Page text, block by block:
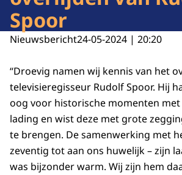
Spoor
Nieuwsbericht24-05-2024 | 20:20
“Droevig namen wij kennis van het
televisieregisseur Rudolf Spoor. Hij
oog voor historische momenten
lading en wist deze met grote
te brengen. De samenwerking met
zeventig tot aan ons huwelijk – zijn
was bijzonder warm. Wij zijn hem